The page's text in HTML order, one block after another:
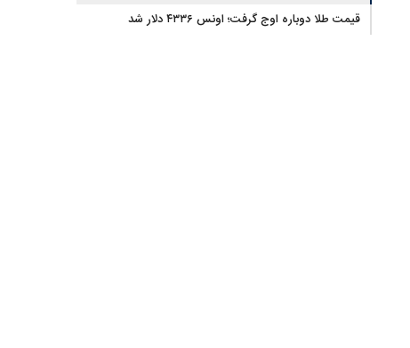
قیمت طلا دوباره اوج گرفت؛ اونس ۴۳۳۶ دلار شد